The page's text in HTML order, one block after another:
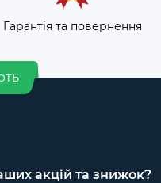
Гарантія та повернення
акцій та знижок?